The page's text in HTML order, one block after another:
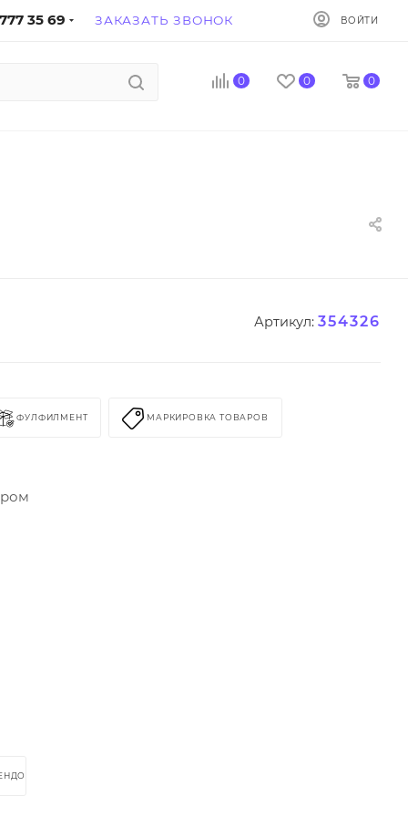
35 69 ЗАКАЗАТЬ ЗВОНОК ВОЙТИ
0 0 0
Артикул: 354326
ФУЛФИЛМЕНТ МАРКИРОВКА ТОВАРОВ